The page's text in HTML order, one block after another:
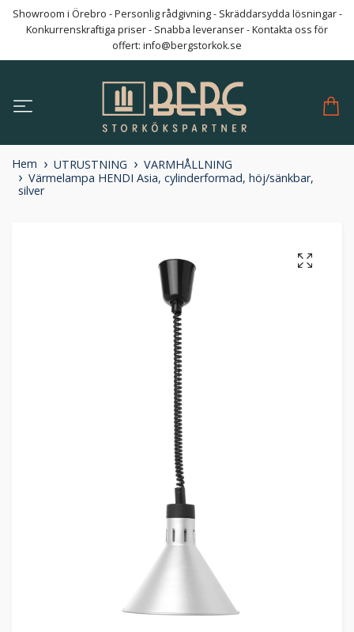
Showroom i Örebro - Personlig rådgivning - Skräddarsydda lösningar -
Konkurrenskraftiga priser - Snabba leveranser - Kontakta oss för
offert: info@bergstorkok.se
Hem UTRUSTNING
VARMHÅLLNING
Värmelampa HENDI Asia, cylinderformad, höj/sänkbar,
silver